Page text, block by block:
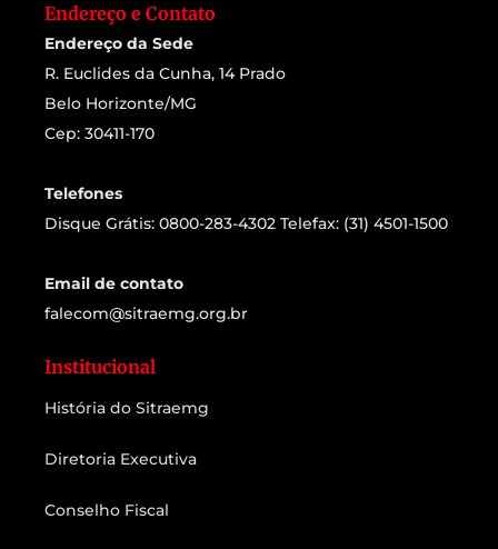
Endereço e Contato
Endereço da Sede
R. Euclides da Cunha, 14 Prado
Belo Horizonte/MG
Cep: 30411-170
Telefones
Disque Grátis: 0800-283-4302 Telefax: (31) 4501-1500
Email de contato
falecom@sitraemg.org.br
Institucional
História do Sitraemg
Diretoria Executiva
Conselho Fiscal